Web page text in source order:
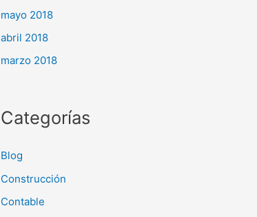
mayo 2018
abril 2018
marzo 2018
Categorías
Blog
Construcción
Contable